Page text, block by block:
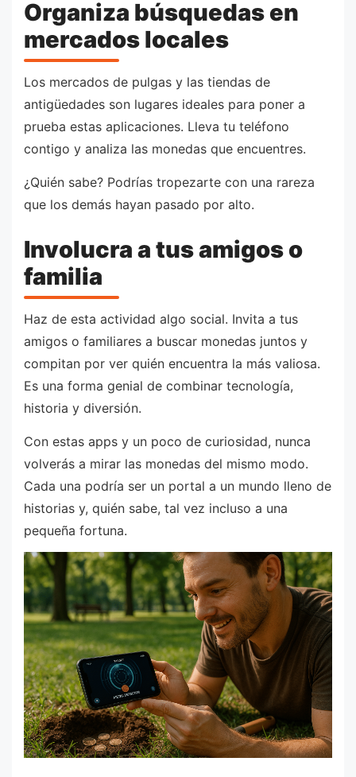
Organiza búsquedas en
mercados locales
Los mercados de pulgas y las tiendas de
antigüedades son lugares ideales para poner a
prueba estas aplicaciones. Lleva tu teléfono
contigo y analiza las monedas que encuentres.
¿Quién sabe? Podrías tropezarte con una rareza
que los demás hayan pasado por alto.
Involucra a tus amigos o
familia
Haz de esta actividad algo social. Invita a tus
amigos o familiares a buscar monedas juntos y
compitan por ver quién encuentra la más valiosa.
Es una forma genial de combinar tecnología,
historia y diversión.
Con estas apps y un poco de curiosidad, nunca
volverás a mirar las monedas del mismo modo.
Cada una podría ser un portal a un mundo lleno de
historias y, quién sabe, tal vez incluso a una
pequeña fortuna.